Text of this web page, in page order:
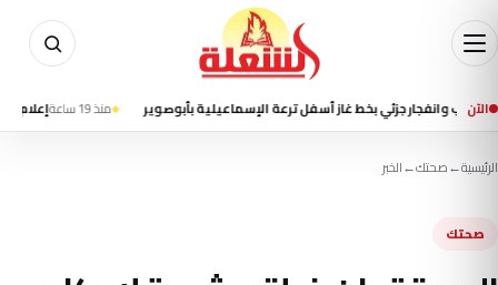
الآنجزئي بخط غاز أسفل ترعة الإسماعيلية بأبوصوير منذ 19 ساعة إعلام إيراني
الرئيسية←صحتك←الخبر
صحتك